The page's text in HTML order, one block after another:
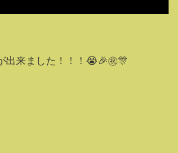
出来ました！！！😭🎉㊗️🎊